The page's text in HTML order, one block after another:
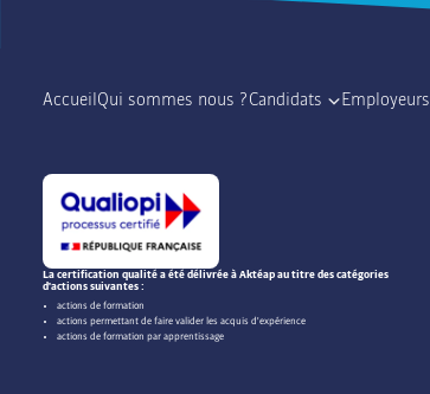
Accueil Qui sommes nous ?Candidats Employeurs
La certification qualité a été délivrée à Aktéap au titre des catégories
d'actions suivantes :
actions de formation
actions permettant de faire valider les acquis d'expérience
actions de formation par apprentissage